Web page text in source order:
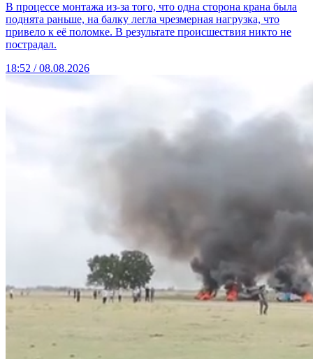
В процессе монтажа из-за того, что одна сторона крана была
поднята раньше, на балку легла чрезмерная нагрузка, что
привело к её поломке. В результате происшествия никто не
пострадал.
18:52 / 08.08.2026